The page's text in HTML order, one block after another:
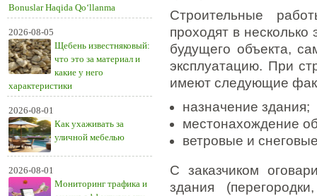
Bonuslar Haqida Qo‘llanma
2026-08-05
Щебень известняковый:
что это за материал и
какие у него
характеристики
2026-08-01
Как ухаживать за
уличной мебелью
2026-08-01
Мониторинг трафика и
Строительные
проходят в
будущего объекта,
эксплуатацию. При
имеют следующие
назначение здания;
местонахождение
ветровые и
С заказчиком
здания